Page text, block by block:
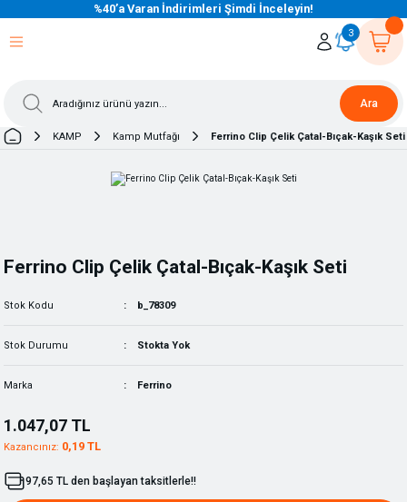
%40’a Varan İndirimleri Şimdi İnceleyin!
Ara
3
KAMP Kamp Mutfağı Ferrino Clip Çelik Çatal-Bıçak-Kaşık Seti
Ferrino Clip Çelik Çatal-Bıçak-Kaşık Seti
Stok Kodu b_78309
Stok Durumu Stokta Yok
Marka Ferrino
1.047,07 TL
Kazancınız: 0,19 TL
97,65 TL den başlayan taksitlerle!!